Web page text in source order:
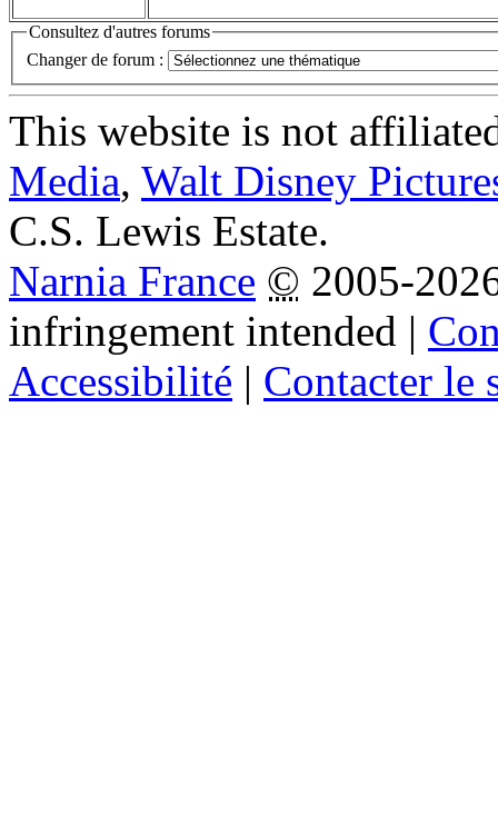
Consultez d'autres forums
Changer de forum :
This website is not
Media, Walt Disney
C.S. Lewis Estate.
Narnia France © 2005-
infringement intended |
Accessibilité | Contacter le